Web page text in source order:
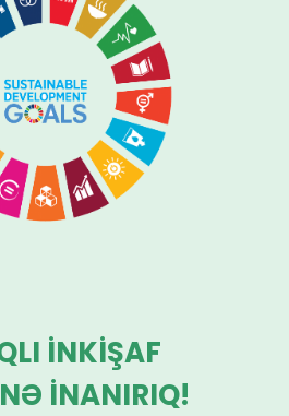
İNKİŞAF
İNANIRIQ!